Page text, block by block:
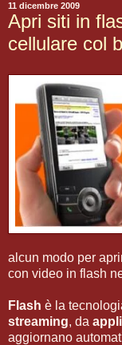
11 dicembre 2009
Apri siti in
cellulare col
alcun modo per
con video in flash
Flash è la
streaming, da
aggiornano